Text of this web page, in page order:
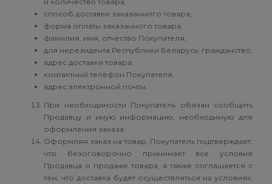
способ доставки заказанного товара,
форма оплаты заказанного товара,
фамилия, имя, отчество Покупателя,
для нерезидента Республики Беларусь: гражданство,
адрес доставки товара,
контактный телефон Покупателя,
адрес электронной почты.
При необходимости Покупатель обязан сообщить
Продавцу и иную информацию, необходимую для
оформления заказа.
Оформляя заказ на товар, Покупатель подтверждает,
что безоговорочно принимает все условия
Продавца о продаже товара, а также соглашается с
тем, что доставка будет осуществляться на условиях,